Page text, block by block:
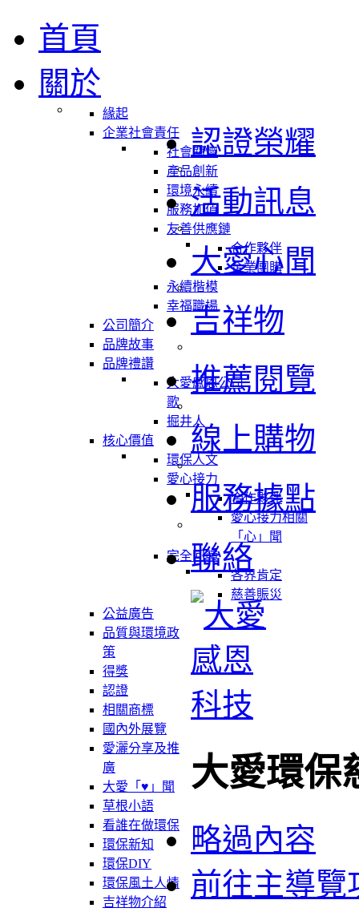
首頁
關於
緣起
企業社會責任
社會關懷
產品創新
環境永續
服務加值
友善供應鏈
合作夥伴
企業團購
永續楷模
幸福職場
公司簡介
品牌故事
品牌禮讚
大愛感恩公司
歌
掘井人
核心價值
環保人文
愛心接力
合作夥伴
愛心接力相關
「心」聞
完全回饋
各界肯定
慈善賑災
公益廣告
品質與環境政
策
認證榮耀
得獎
認證
相關商標
活動訊息
國內外展覽
愛灑分享及推
廣
大愛心聞
大愛「♥」聞
草根小語
看誰在做環保
環保新知
環保DIY
環保風土人情
吉祥物
吉祥物介紹
推薦閱覽
線上購物
服務據點
聯絡
大愛環保
略過內容
前往主導覽